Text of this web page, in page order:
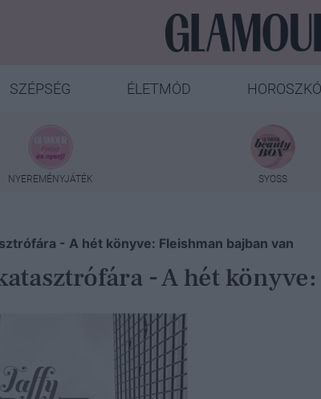
SZÉPSÉG ÉLETMÓD
NYEREMÉNYJÁTÉK SYOSS
- A hét könyve: Fleishman bajban van
- A hét